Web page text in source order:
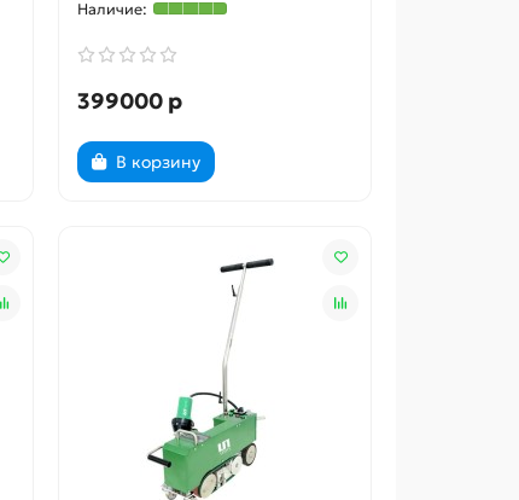
399000 р
В корзину